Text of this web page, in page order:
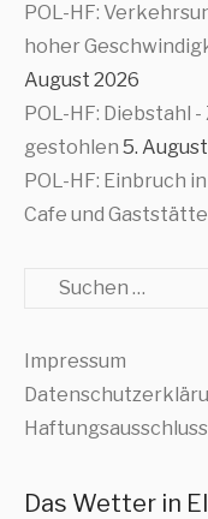
POL-HF:
hoher
August 2026
POL-HF: Diebstahl
gestohlen 5.
POL-HF: Einbruch
Cafe und
Suche
Impressum
Haftungsausschluss
Das Wetter in